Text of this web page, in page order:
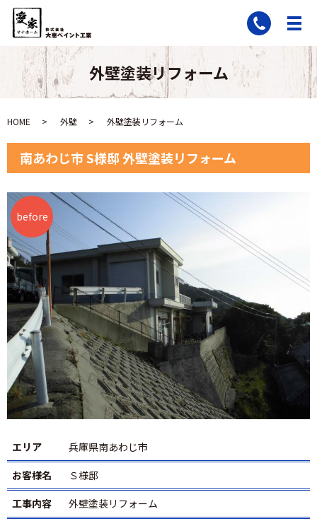
外壁塗装リフォーム
HOME 外壁 外壁塗装リフォーム
南あわじ市 S様邸 外壁塗装リフォーム
エリア
兵庫県南あわじ市
お客様名
Ｓ様邸
工事内容
外壁塗装リフォーム